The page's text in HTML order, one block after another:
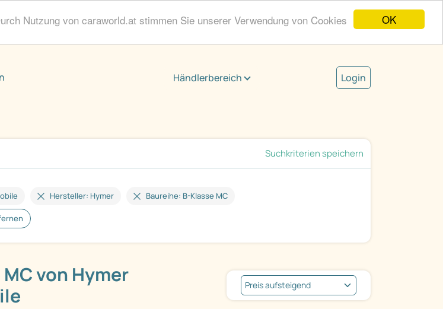
OK
Nutzung von caraworld.at stimmen Sie unserer Verwendung von Cookies
Händlerbereich Login
Suchkriterien speichern
Hersteller: Hymer Baureihe: B-Klasse MC
von Hymer